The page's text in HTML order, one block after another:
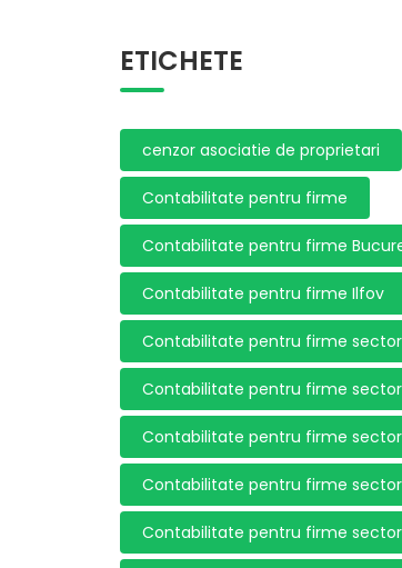
ETICHETE
cenzor asociatie de proprietari
Contabilitate pentru firme
Contabilitate pentru firme
Contabilitate pentru firme Ilfov
Contabilitate pentru firme sector
Contabilitate pentru firme
Contabilitate pentru firme
Contabilitate pentru firme
Contabilitate pentru firme